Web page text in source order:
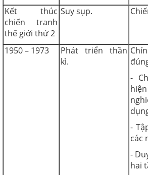
Kết thúc
chiến tranh
thế giới thứ 2
Suy sụp.
1950 – 1973
Phát triển thần
kì.
-
-
các
-
hai